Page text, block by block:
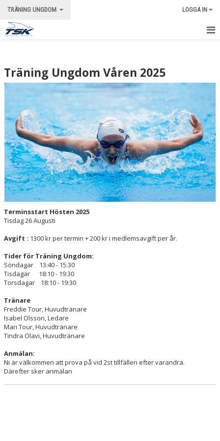
TRÄNING UNGDOM LOGGA IN
NYHETER
BILDGALLERI
KONTAKT
Träning Ungdom Våren 2025
Terminsstart Hösten 2025
Tisdag 26 Augusti
Avgift : 1300 kr per termin + 200 kr i medlemsavgift per år.
Tider för Träning Ungdom:
Söndagar 13:40 - 15:30
Tisdagar 18:10 - 19:30
Torsdagar 18:10 - 19:30
Tränare
Freddie Tour, Huvudtränare
Isabel Olsson, Ledare
Mari Tour, Huvudtränare
Tindra Olavi, Huvudtränare
Anmälan:
Ni är välkommen att prova på vid 2st tillfällen efter varandra.
Därefter sker anmälan